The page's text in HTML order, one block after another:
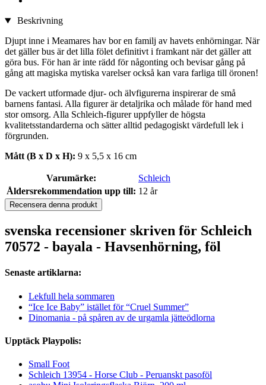
Beskrivning
Djupt inne i Meamares hav bor en familj av havets enhörningar. När
det gäller bus är det lilla fölet definitivt i framkant när det gäller att
göra bus. För han är inte rädd för någonting och bevisar gång på
gång att magiska mytiska varelser också kan vara farliga till öronen!
De vackert utformade djur- och älvfigurerna inspirerar de små
barnens fantasi. Alla figurer är detaljrika och målade för hand med
stor omsorg. Alla Schleich-figurer uppfyller de högsta
kvalitetsstandarderna och sätter alltid pedagogiskt värdefull lek i
förgrunden.
Mått (B x D x H): 9 x 5,5 x 16 cm
Varumärke:
Schleich
Åldersrekommendation upp till: 12 år
Recensera denna produkt
svenska recensioner skriven för Schleich
70572 - bayala - Havsenhörning, föl
Senaste artiklarna:
Lekfull hela sommaren
“Ice Ice Baby” istället för “Cruel Summer”
Dinomania - på spåren av de urgamla jätteödlorna
Upptäck Playpolis:
Small Foot
Schleich 13954 - Horse Club - Peruanskt pasoföl